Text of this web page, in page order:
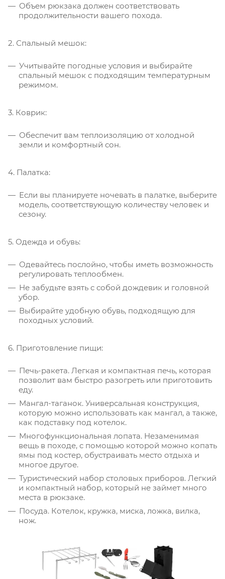
Объем рюкзака должен соответствовать
продолжительности вашего похода.
2. Спальный мешок:
Учитывайте погодные условия и выбирайте
спальный мешок с подходящим температурным
режимом.
3. Коврик:
Обеспечит вам теплоизоляцию от холодной
земли и комфортный сон.
4. Палатка:
Если вы планируете ночевать в палатке, выберите
модель, соответствующую количеству человек и
сезону.
5. Одежда и обувь:
Одевайтесь послойно, чтобы иметь возможность
регулировать теплообмен.
Не забудьте взять с собой дождевик и головной
убор.
Выбирайте удобную обувь, подходящую для
походных условий.
6. Приготовление пищи:
Печь-ракета. Легкая и компактная печь, которая
позволит вам быстро разогреть или приготовить
еду.
Мангал-таганок. Универсальная конструкция,
которую можно использовать как мангал, а также,
как подставку под котелок.
Многофункциональная лопата. Незаменимая
вещь в походе, с помощью которой можно копать
ямы под костер, обустраивать место отдыха и
многое другое.
Туристический набор столовых приборов. Легкий
и компактный набор, который не займет много
места в рюкзаке.
Посуда. Котелок, кружка, миска, ложка, вилка,
нож.